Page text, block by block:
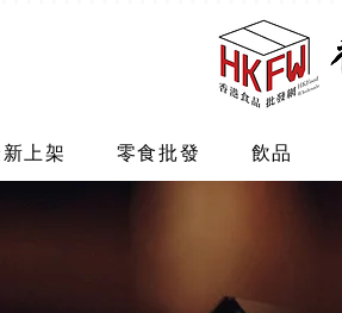
上架 零食批發 飲品